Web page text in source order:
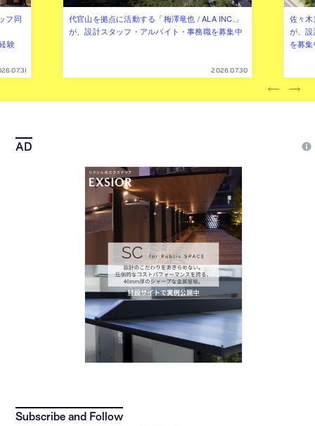
フ同
験
代官山を拠点に活動する「梅澤竜也 / ALA INC.」
が、設計スタッフ・アルバイト・事務職を募集中
2026.07.30
佐々
が、
を募